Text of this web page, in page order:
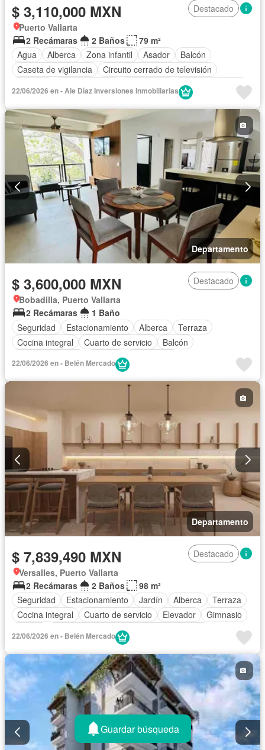
$ 3,110,000 MXN
Destacado
Puerto Vallarta
2 Recámaras
2 Baños
79 m²
Agua
Alberca Zona infantil Asador
Balcón
Caseta de vigilancia
Circuito cerrado de televisión
Estacionamiento
Sala polivalente
Terraza
Wifi Zonas verdes Sin amueblar
22/06/2026 en - Ale Díaz Inversiones Inmobiliarias
Departamento
$ 3,600,000 MXN
Destacado
Bobadilla, Puerto Vallarta
2 Recámaras
1 Baño
Seguridad
Estacionamiento Alberca
Terraza
Cocina integral
Cuarto de servicio
Balcón
Internet
Circuito cerrado de televisión
Cuarto de Limpieza
Gas natural
Caseta de vigilancia
Completamente amueblado
22/06/2026 en - Belén Mercado
Departamento
$ 7,839,490 MXN
Destacado
Versalles, Puerto Vallarta
2 Recámaras
2 Baños
98 m²
Seguridad
Estacionamiento Jardín Alberca
Terraza
Cocina integral
Cuarto de servicio Elevador
Gimnasio
Acceso para personas con discapacidad
Sala polivalente
Electricidad
Agua Cuarto de Limpieza
Jacuzzi
Gas natural
Asador Recámara con closet
Despacho
Wifi
Conserje Permite mascotas
Permite niños
Solo familias
Sin amueblar
22/06/2026 en - Belén Mercado
Guardar búsqueda